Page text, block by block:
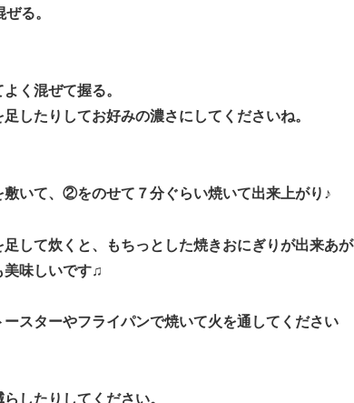
る。
く混ぜて握る。
したりしてお好みの濃さにしてくださいね。
いて、②をのせて７分ぐらい焼いて出来上がり♪
足して炊く と、もちっとした焼きおにぎりが出来あが
味しいです♫
スターやフライパンで焼いて火を通してください
したりしてください。